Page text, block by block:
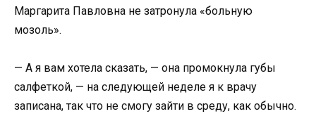
Маргарита Павловна не затронула «больную
мозоль».
— А я вам хотела сказать, — она промокнула губы
салфеткой, — на следующей неделе я к врачу
записана, так что не смогу зайти в среду, как обычно.